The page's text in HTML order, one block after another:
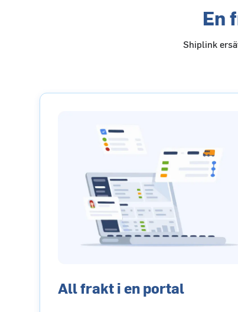
En
Shiplink
All frakt i en portal